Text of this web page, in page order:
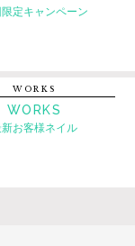
定キャンペーン
WORKS
WORKS
お客様ネイル